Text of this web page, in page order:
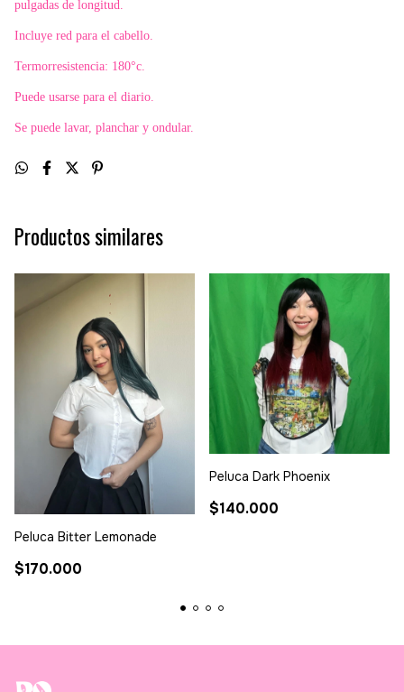
pulgadas de longitud.
Incluye red para el cabello.
Termorresistencia: 180°c.
Puede usarse para el diario.
Se puede lavar, planchar y ondular.
Productos similares
Peluca Bitter Lemonade
$170.000
Peluca Dark Phoenix
$140.000